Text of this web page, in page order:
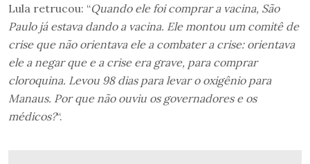
Lula retrucou: “Quando ele foi comprar a vacina, São
Paulo já estava dando a vacina. Ele montou um comitê de
crise que não orientava ele a combater a crise: orientava
ele a negar que e a crise era grave, para comprar
cloroquina. Levou 98 dias para levar o oxigênio para
Manaus. Por que não ouviu os governadores e os
médicos?“.